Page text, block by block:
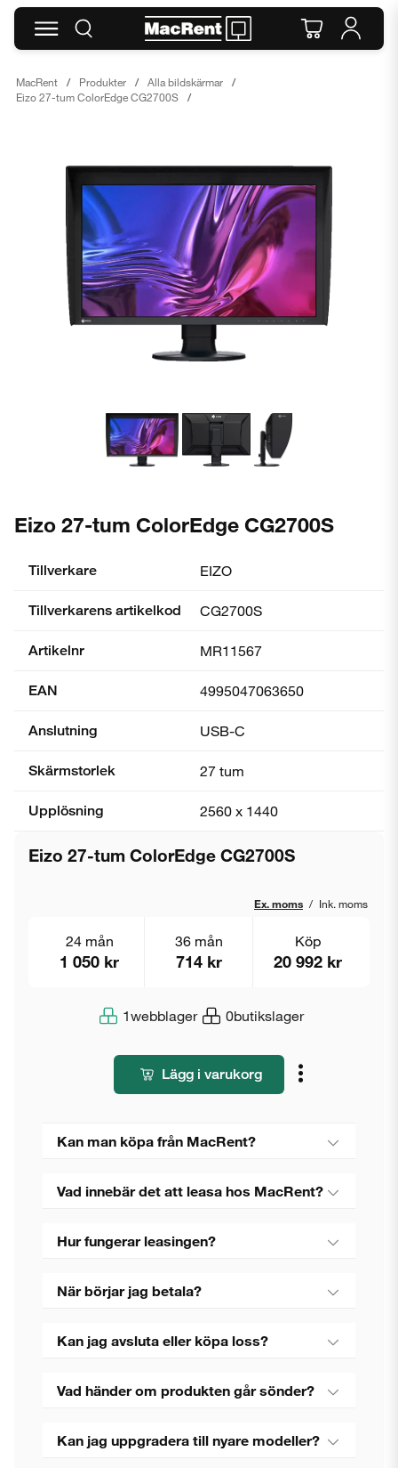
MacRent Produkter
Alla bildskärmar
Eizo 27-tum ColorEdge CG2700S
Eizo 27-tum ColorEdge CG2700S
Tillverkare EIZO
Tillverkarens artikelkod CG2700S
Artikelnr MR11567
EAN 4995047063650
Anslutning USB-C
Skärmstorlek 27 tum
Upplösning 2560 x 1440
Eizo 27-tum ColorEdge CG2700S
Ex. moms / Ink. moms
1webblager 0butikslager
24 mån
1 050 kr
36 mån
714 kr
Köp
20 992 kr
Lägg i varukorg
Kan man köpa från MacRent?
Vad innebär det att leasa hos MacRent?
Hur fungerar leasingen?
När börjar jag betala?
Kan jag avsluta eller köpa loss?
Vad händer om produkten går sönder?
Kan jag uppgradera till nyare modeller?